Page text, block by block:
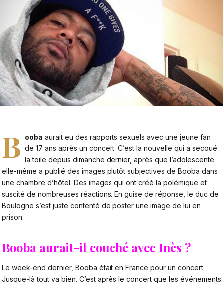
B ooba aurait eu des rapports sexuels avec une jeune fan
de 17 ans après un concert. C’est la nouvelle qui a secoué
la toile depuis dimanche dernier, après que l’adolescente
elle-même a publié des images plutôt subjectives de Booba dans
une chambre d’hôtel. Des images qui ont créé la polémique et
suscité de nombreuses réactions. En guise de réponse, le duc de
Boulogne s’est juste contenté de poster une image de lui en
prison.
Booba aurait-il couché avec Inès ?
Le week-end dernier, Booba était en France pour un concert.
Jusque-là tout va bien. C’est après le concert que les événements